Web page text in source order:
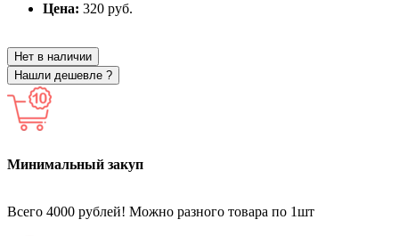
Цена: 320 руб.
Нет в наличии
Нашли дешевле ?
Минимальный закуп
Всего 4000 рублей! Можно разного товара по 1шт